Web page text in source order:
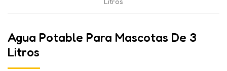
Agua Potable Para Mascotas De 3
Litros